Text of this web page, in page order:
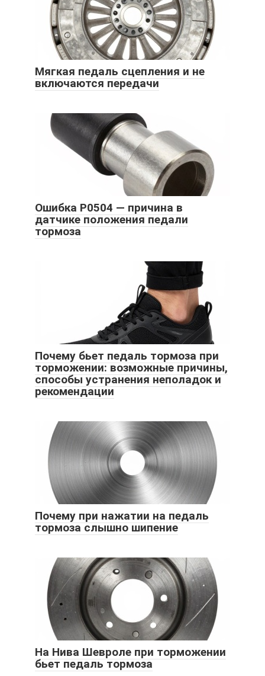
Мягкая педаль сцепления и не
включаются передачи
Ошибка Р0504 — причина в
датчике положения педали
тормоза
Почему бьет педаль тормоза при
торможении: возможные причины,
способы устранения неполадок и
рекомендации
Почему при нажатии на педаль
тормоза слышно шипение
На Нива Шевроле при торможении
бьет педаль тормоза